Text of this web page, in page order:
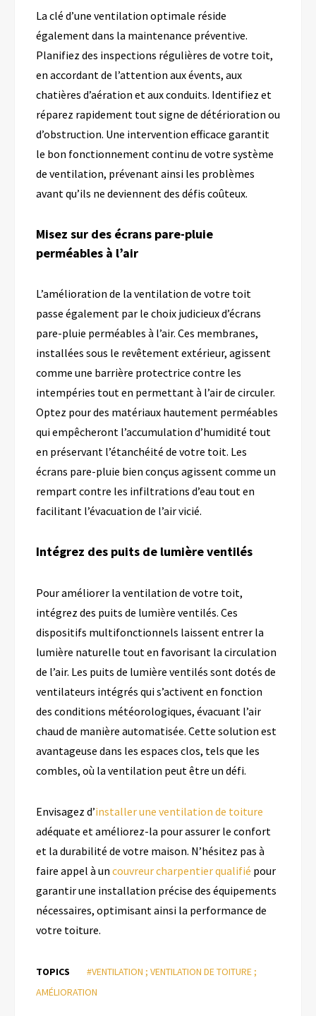
La clé d’une ventilation optimale réside
également dans la maintenance préventive.
Planifiez des inspections régulières de votre toit,
en accordant de l’attention aux évents, aux
chatières d’aération et aux conduits. Identifiez et
réparez rapidement tout signe de détérioration ou
d’obstruction. Une intervention efficace garantit
le bon fonctionnement continu de votre système
de ventilation, prévenant ainsi les problèmes
avant qu’ils ne deviennent des défis coûteux.
Misez sur des écrans pare-pluie
perméables à l’air
L’amélioration de la ventilation de votre toit
passe également par le choix judicieux d’écrans
pare-pluie perméables à l’air. Ces membranes,
installées sous le revêtement extérieur, agissent
comme une barrière protectrice contre les
intempéries tout en permettant à l’air de circuler.
Optez pour des matériaux hautement perméables
qui empêcheront l’accumulation d’humidité tout
en préservant l’étanchéité de votre toit. Les
écrans pare-pluie bien conçus agissent comme un
rempart contre les infiltrations d’eau tout en
facilitant l’évacuation de l’air vicié.
Intégrez des puits de lumière ventilés
Pour améliorer la ventilation de votre toit,
intégrez des puits de lumière ventilés. Ces
dispositifs multifonctionnels laissent entrer la
lumière naturelle tout en favorisant la circulation
de l’air. Les puits de lumière ventilés sont dotés de
ventilateurs intégrés qui s’activent en fonction
des conditions météorologiques, évacuant l’air
chaud de manière automatisée. Cette solution est
avantageuse dans les espaces clos, tels que les
combles, où la ventilation peut être un défi.
Envisagez d’installer une ventilation de toiture
adéquate et améliorez-la pour assurer le confort
et la durabilité de votre maison. N’hésitez pas à
faire appel à un couvreur charpentier qualifié pour
garantir une installation précise des équipements
nécessaires, optimisant ainsi la performance de
votre toiture.
TOPICS
#VENTILATION ; VENTILATION DE TOITURE ;
AMÉLIORATION